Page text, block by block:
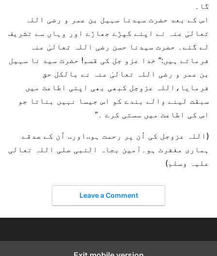
گا۔
اس کے بعد حضرت سیدنا سہیل بن عمر و رضی اللہ
تعالیٰ عنہ نے اپنے کپڑے جھاڑے اور وہاں سے تشریف
لے گئے۔ حضرت سیدنا حسن رضی اللہ تعالیٰ عنہ
فرماتے ہیں:” خدا عزو جل کی قسم! حضرت سید نا سہیل
بن عمر و رضی اللہ تعالیٰ عنہ نے بالکل حق
فرمایا،اللہ عزوجل کبھی بھی اپنی اطاعت میں
سبقت لینے والے بندے کو اس جیسا نہیں بناتا جو
اس کی اطاعت میں سستی کرے ۔”
(اللہ عزوجل کی اُن پر رحمت ہو..اور.. اُن کے صدقے
ہماری مغفرت ہو۔آمین بجاہ النبی صلی اللہ تعالی
عليہ وسلم)
Leave a Comment